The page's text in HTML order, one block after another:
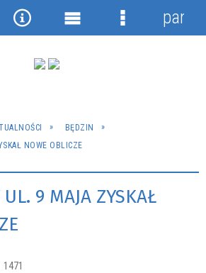
BĘDZIN
NOWE OBLICZE
9 MAJA ZYSKAŁ
1471
NarzędziaMenu
Menu
panel